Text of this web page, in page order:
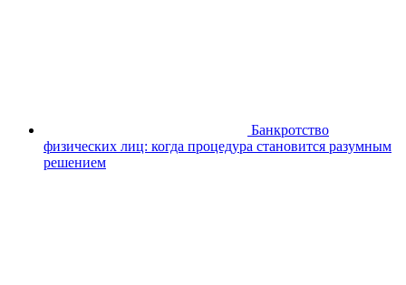
Банкротство
физических лиц: когда процедура становится разумным
решением